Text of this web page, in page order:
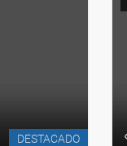
DESTACADO